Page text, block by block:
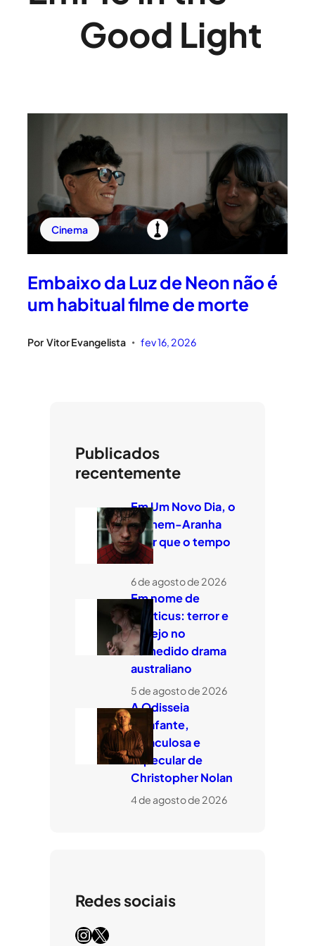
Good Light
Cinema
Embaixo da Luz de Neon não é
um habitual filme de morte
Por Vitor Evangelista • fev 16, 2026
Publicados
recentemente
Em Um Novo Dia, o
Homem-Aranha
quer que o tempo
voe
6 de agosto de 2026
Em nome de
Leviticus: terror e
desejo no
comedido drama
australiano
5 de agosto de 2026
A Odisseia
estafante,
miraculosa e
especular de
Christopher Nolan
4 de agosto de 2026
Redes sociais
InstagramX